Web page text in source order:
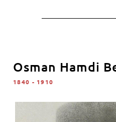
Osman Hamdi
1840 - 1910